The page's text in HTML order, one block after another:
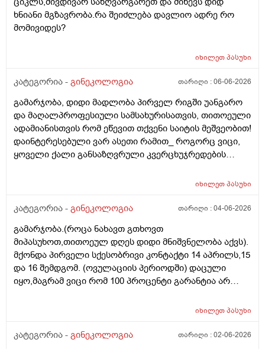
მაქვს.ხშირად მაქვს სანერვიულო.რითი შეიძლება
უნდაცკვების სახით რომ ვმართო ციკლის დღეები?
ხნიანი მგზავრობა.რა შეიძლება დავლიო ადრე რო
მომივიდეს?
იხილეთპასუხი
კატეგორია - გინეკოლოგია თარიღი :06-06-2026
გამარჯობა, დიდი მადლობა პირველ რიგში უანგარო
და მაღალპროფესიული სამსახურისათვის, თითოეული
ადამიანისთვის რომ ეწევით თქვენი საიტის მეშვეობით!
დაინტერესებული ვარ ასეთი რამით_ როგორც ვიცი,
ყოველი ქალი განსაზღვრული კვერცხუჯრედების
თითოელისთვის, ეს რიცხვი ინდივიდუალურია? რაზეა
(ჩვილობიდან) რომელ პროცესებზე? ქალის
რომ დავუშვათ, ზოგიერთ ქალბატონს მეტი
რაოდენობა აქვთ მათ ორგანიზმში
კვერცხუჯრედებისა, დაბადების პროცესიდან და ზოგს
კი მცირე? მადლობთ!
იხილეთპასუხი
კატეგორია - გინეკოლოგია თარიღი :04-06-2026
გამარჯობა.(როცა ნახავთ გთხოვთ
მიპასუხოთ,თითოეულ დღეს დიდი მნიშვნელობა აქვს).
მქონდა პირველი სქესობრივი კონტაქტი 14 აპრილს,15
და 16 შემდგომ. (ოვულაციის პერიოდში) დაცული
იყო,მაგრამ ვიცი რომ 100 პროცენტი გარანტია არ
ვფოქრობ რადგანაც Implantation bleeding არსებობს და
ჩვეულებრივ 3-4 დღე,მაგრამ ადრე
იხილეთპასუხი
კატეგორია - გინეკოლოგია თარიღი :02-06-2026